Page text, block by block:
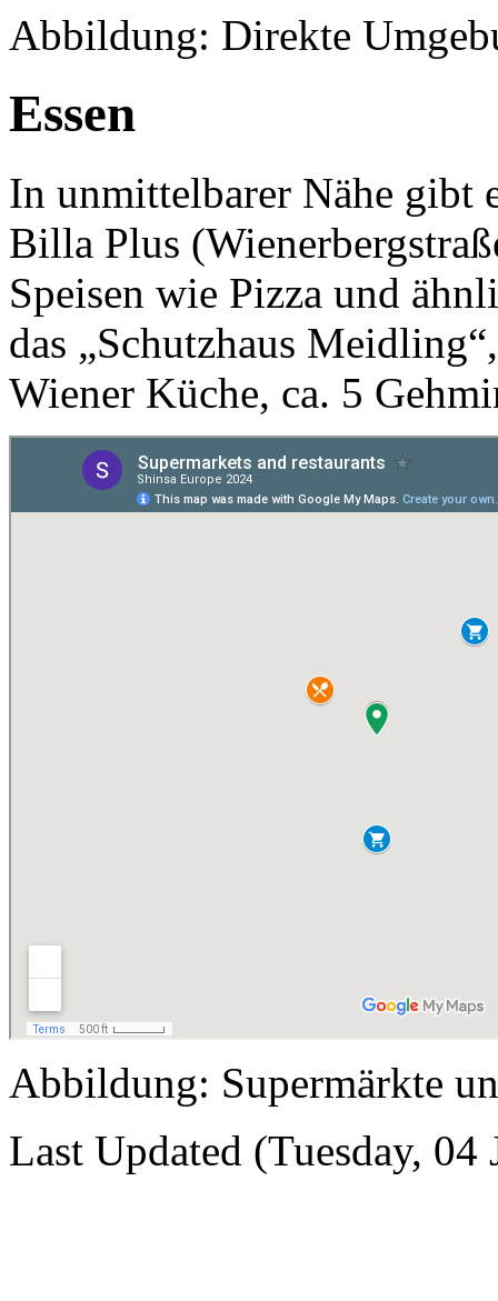
Abbildung: Direkte
Essen
In unmittelbarer Nähe gibt
Billa Plus
Speisen wie Pizza und
das „Schutzhaus
Wiener Küche, ca. 5
Abbildung: Supermärkte
Last Updated (Tuesday, 04